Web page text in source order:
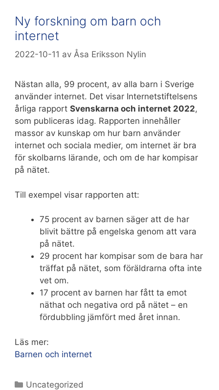
Ny forskning om barn och
internet
2022-10-11 av Åsa Eriksson Nylin
Nästan alla, 99 procent, av alla barn i Sverige
använder internet. Det visar Internetstiftelsens
årliga rapport Svenskarna och internet 2022,
som publiceras idag. Rapporten innehåller
massor av kunskap om hur barn använder
internet och sociala medier, om internet är bra
för skolbarns lärande, och om de har kompisar
på nätet.
Till exempel visar rapporten att:
75 procent av barnen säger att de har
blivit bättre på engelska genom att vara
på nätet.
29 procent har kompisar som de bara har
träffat på nätet, som föräldrarna ofta inte
vet om.
17 procent av barnen har fått ta emot
näthat och negativa ord på nätet – en
fördubbling jämfört med året innan.
Läs mer:
Barnen och internet
Kategorier
Uncategorized